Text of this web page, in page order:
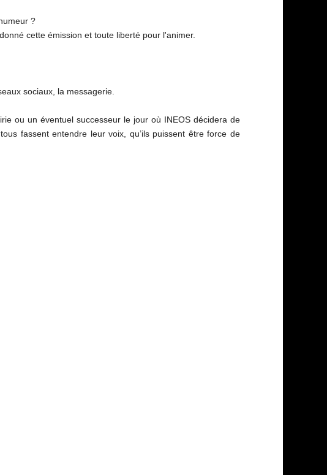
?
cette émission et toute liberté pour l'animer.
sociaux, la messagerie.
ou un éventuel successeur le jour où INEOS décidera de
fassent entendre leur voix, qu’ils puissent être force de